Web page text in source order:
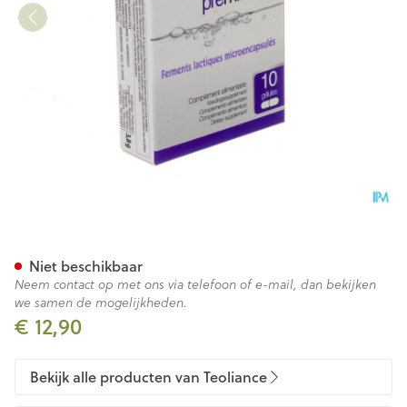
€ 12,90
Niet beschikbaar
Neem contact op met ons via telefoon of e-mail, dan bekijken
we samen de mogelijkheden.
Bekijk alle producten van Teoliance